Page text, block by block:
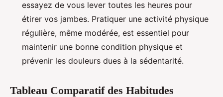
essayez de vous lever toutes les heures pour
étirer vos jambes. Pratiquer une activité physique
régulière, même modérée, est essentiel pour
maintenir une bonne condition physique et
prévenir les douleurs dues à la sédentarité.
Tableau Comparatif des Habitudes